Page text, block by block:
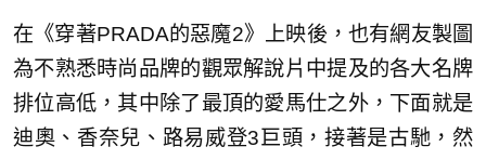
在《穿著PRADA的惡魔2》上映後，也有網友製圖
為不熟悉時尚品牌的觀眾解說片中提及的各大名牌
排位高低，其中除了最頂的愛馬仕之外，下面就是
迪奧、香奈兒、路易威登3巨頭，接著是古馳，然